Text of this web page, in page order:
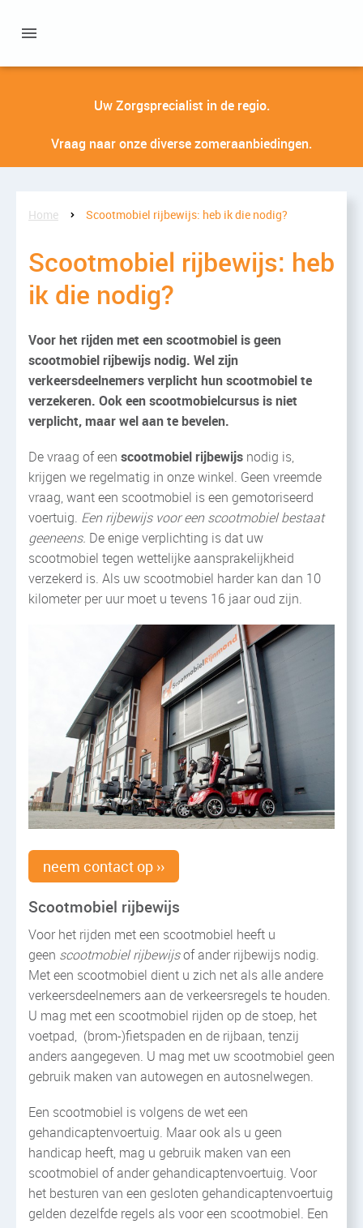
Uw Zorgsprecialist in de regio.
Vraag naar onze diverse zomeraanbiedingen.
Home Scootmobiel rijbewijs: heb ik die nodig?
Scootmobiel rijbewijs: heb
ik die nodig?
Voor het rijden met een scootmobiel is geen
scootmobiel rijbewijs nodig. Wel zijn
verkeersdeelnemers verplicht hun scootmobiel te
verzekeren. Ook een scootmobielcursus is niet
verplicht, maar wel aan te bevelen.
De vraag of een scootmobiel rijbewijs nodig is,
krijgen we regelmatig in onze winkel. Geen vreemde
vraag, want een scootmobiel is een gemotoriseerd
voertuig. Een rijbewijs voor een scootmobiel bestaat
geeneens. De enige verplichting is dat uw
scootmobiel tegen wettelijke aansprakelijkheid
verzekerd is. Als uw scootmobiel harder kan dan 10
kilometer per uur moet u tevens 16 jaar oud zijn.
neem contact op ››
Scootmobiel rijbewijs
Voor het rijden met een scootmobiel heeft u
geen scootmobiel rijbewijsof ander rijbewijs nodig.
Met een scootmobiel dient u zich net als alle andere
verkeersdeelnemers aan de verkeersregels te houden.
U mag met een scootmobiel rijden op de stoep, het
voetpad, (brom-)fietspaden en de rijbaan, tenzij
anders aangegeven. U mag met uw scootmobiel geen
gebruik maken van autowegen en autosnelwegen.
Een scootmobiel is volgens de wet een
gehandicaptenvoertuig. Maar ook als u geen
handicap heeft, mag u gebruik maken van een
scootmobiel of ander gehandicaptenvoertuig. Voor
het besturen van een gesloten gehandicaptenvoertuig
gelden dezelfde regels als voor een scootmobiel. Een